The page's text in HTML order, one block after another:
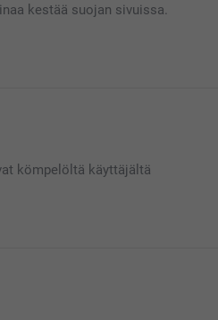
kestää suojan sivuissa.
et ole täysin tyytyväinen
kömpelöltä käyttäjältä
se on meille erittäin